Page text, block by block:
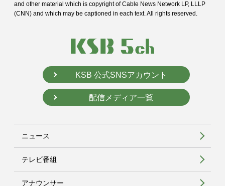
and other material which is copyright of Cable News Network LP, LLLP
(CNN) and which may be captioned in each text. All rights reserved.
KSB 公式SNSアカウント
配信メディア一覧
ニュース
テレビ番組
アナウンサー